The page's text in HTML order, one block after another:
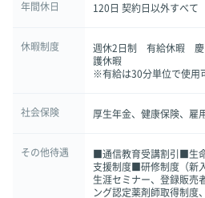
年間休日 120日 契約日以外すべて
休暇制度
週休2日制 有給休暇
護休暇
※有給は30分単位で使用
社会保険 厚生年金、健康保険、雇
その他待遇
■通信教育受講割引■生
支援制度■研修制度（新
生涯セミナー、登録販売
ング認定薬剤師取得制度